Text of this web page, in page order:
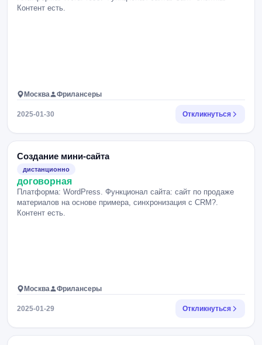
Контент есть.
Москва Фрилансеры
2025-01-30 Откликнуться
Создание мини-сайта
дистанционно
договорная
Платформа: WordPress. Функционал сайта: сайт по продаже
материалов на основе примера, синхронизация с CRM?.
Контент есть.
Москва Фрилансеры
2025-01-29 Откликнуться